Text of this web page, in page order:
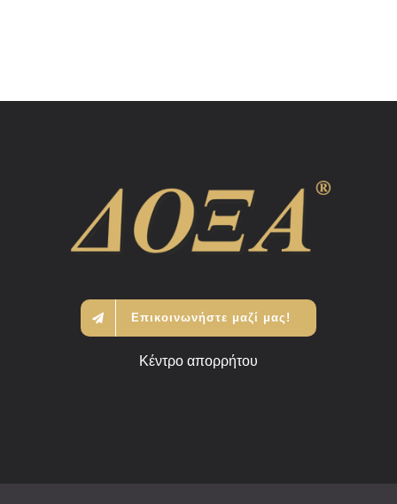
Επικοινωνήστε μαζί μας!
Κέντρο απορρήτου